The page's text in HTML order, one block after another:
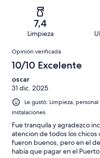
opiniones
opiniones
Terrible.
42
7,4
Limpieza
Opiniones
Opinión verificada
10/10 Excelente
oscar
31 dic. 2025
Le gustó: Limpieza,
instalaciones
Fue tranquila y agradezco
atencion de todos los
fueron buenos, pero en el
había que pagar en el